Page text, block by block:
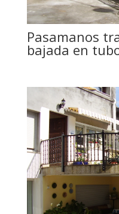
Pasamanos
bajada en